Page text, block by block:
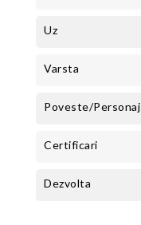
Uz
Varsta
Poveste/Personaj
Certificari
Dezvolta